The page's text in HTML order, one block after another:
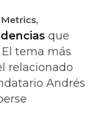
Metrics,
que
El tema más
relacionado
Andrés